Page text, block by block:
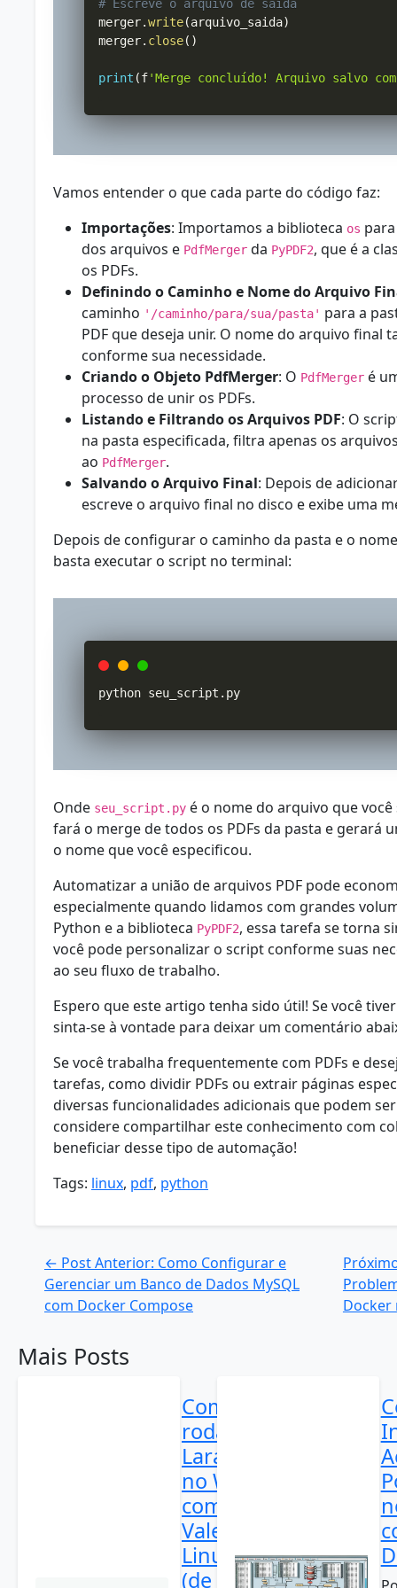
# Escreve o arquivo de saída
merger.write(arquivo_saida)
merger. close( )
print (f'Merge concluído! Arquivo salvo
Vamos entender o que cada parte do código faz:
Importações: Importamos a biblioteca os
dos arquivos e PdfMerger da PyPDF2, que é a
os PDFs.
Definindo o Caminho e Nome do Arquivo
caminho '/caminho/para/sua/pasta' para a
PDF que deseja unir. O nome do arquivo final
conforme sua necessidade.
Criando o Objeto PdfMerger: O PdfMerger é
processo de unir os PDFs.
Listando e Filtrando os Arquivos PDF: O
na pasta especificada, filtra apenas os
ao PdfMerger.
Salvando o Arquivo Final: Depois de
escreve o arquivo final no disco e exibe uma
Depois de configurar o caminho da pasta e o
basta executar o script no terminal:
python seu_script . py
Onde seu_script.py é o nome do arquivo que
fará o merge de todos os PDFs da pasta e gerará
o nome que você especificou.
Automatizar a união de arquivos PDF pode
especialmente quando lidamos com grandes
Python e a biblioteca PyPDF2, essa tarefa se torna
você pode personalizar o script conforme suas
ao seu fluxo de trabalho.
Espero que este artigo tenha sido útil! Se você
sinta-se à vontade para deixar um comentário
Se você trabalha frequentemente com PDFs e
tarefas, como dividir PDFs ou extrair páginas
diversas funcionalidades adicionais que podem
considere compartilhar este conhecimento com
beneficiar desse tipo de automação!
Tags: linux, pdf, python
← Post Anterior: Como Configurar e
Gerenciar um Banco de Dados MySQL
com Docker Compose
Docker
Mais Posts
Como
rodar
Laravel
no WSL
com
Valet
Linux
(de